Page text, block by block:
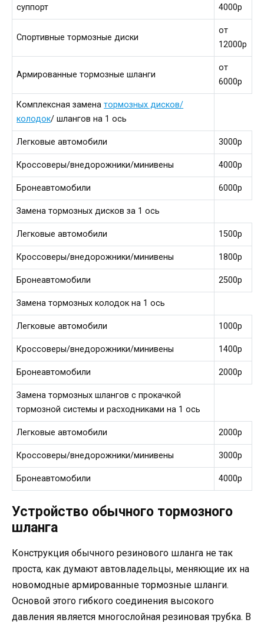
суппорт
4000р
Спортивные тормозные диски
от
12000р
Армированные тормозные шланги
от
6000р
Комплексная заменатормозных дисков/
колодок/ шлангов на 1 ось
Легковые автомобили 3000р
Кроссоверы/внедорожники/минивены 4000р
Бронеавтомобили 6000р
Замена тормозных дисков за 1 ось
Легковые автомобили 1500р
Кроссоверы/внедорожники/минивены 1800р
Бронеавтомобили 2500р
Замена тормозных колодок на 1 ось
Легковые автомобили 1000р
Кроссоверы/внедорожники/минивены 1400р
Бронеавтомобили 2000р
Замена тормозных шлангов с прокачкой
тормозной системы и расходниками на 1 ось
Легковые автомобили 2000р
Кроссоверы/внедорожники/минивены 3000р
Бронеавтомобили 4000р
Устройство обычного тормозного
шланга
Конструкция обычного резинового шланга не так
проста, как думают автовладельцы, меняющие их на
новомодные армированные тормозные шланги.
Основой этого гибкого соединения высокого
давления является многослойная резиновая трубка. В